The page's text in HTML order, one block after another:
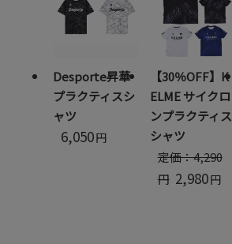
Desporte昇華
プラクティスシ
ャツ
6,050円
【30％OFF】K
ELME サイクロ
ンプラクティス
シャツ
定価：4,290
円 2,980円